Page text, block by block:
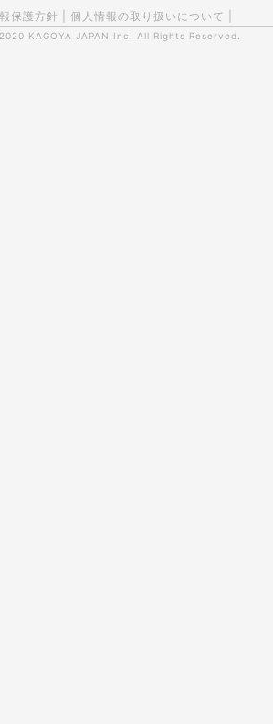
保護方針 個人情報の取り扱いについて
KAGOYA JAPAN Inc. All Rights Reserved.